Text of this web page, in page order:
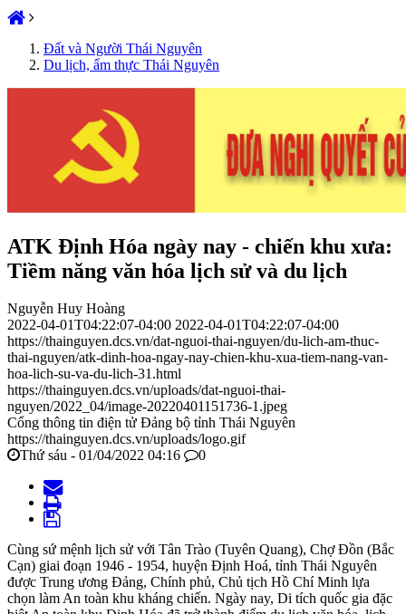
Đất và Người Thái Nguyên
Du lịch, ẩm thực Thái Nguyên
ATK Định Hóa ngày nay - chiến khu xưa:
Tiềm năng văn hóa lịch sử và du lịch
Nguyễn Huy Hoàng
2022-04-01T04:22:07-04:00 2022-04-01T04:22:07-04:00
https://thainguyen.dcs.vn/dat-nguoi-thai-nguyen/du-lich-am-thuc-
thai-nguyen/atk-dinh-hoa-ngay-nay-chien-khu-xua-tiem-nang-van-
hoa-lich-su-va-du-lich-31.html
https://thainguyen.dcs.vn/uploads/dat-nguoi-thai-
nguyen/2022_04/image-20220401151736-1.jpeg
Cổng thông tin điện tử Đảng bộ tỉnh Thái Nguyên
https://thainguyen.dcs.vn/uploads/logo.gif
Thứ sáu - 01/04/2022 04:16
0
Cùng sứ mệnh lịch sử với Tân Trào (Tuyên Quang), Chợ Đồn (Bắc
Cạn) giai đoạn 1946 - 1954, huyện Định Hoá, tỉnh Thái Nguyên
được Trung ương Đảng, Chính phủ, Chủ tịch Hồ Chí Minh lựa
chọn làm An toàn khu kháng chiến. Ngày nay, Di tích quốc gia đặc